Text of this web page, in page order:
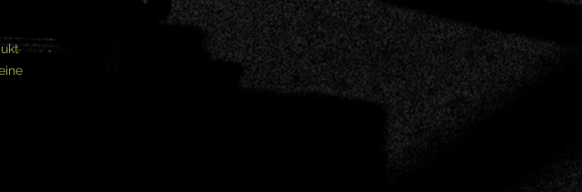
dass Ihr Shop seriös und zuverlässig ist.